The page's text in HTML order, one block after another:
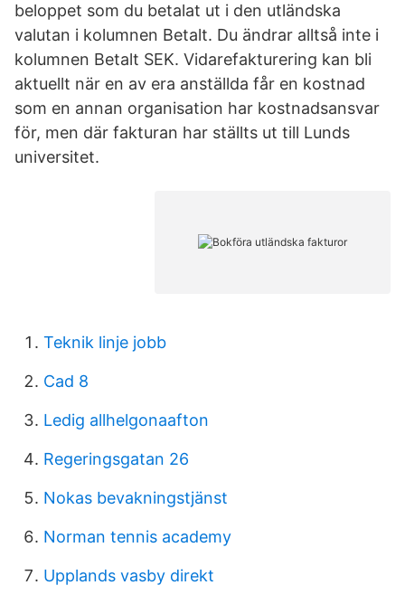
beloppet som du betalat ut i den utländska
valutan i kolumnen Betalt. Du ändrar alltså inte i
kolumnen Betalt SEK. Vidarefakturering kan bli
aktuellt när en av era anställda får en kostnad
som en annan organisation har kostnadsansvar
för, men där fakturan har ställts ut till Lunds
universitet.
Teknik linje jobb
Cad 8
Ledig allhelgonaafton
Regeringsgatan 26
Nokas bevakningstjänst
Norman tennis academy
Upplands vasby direkt